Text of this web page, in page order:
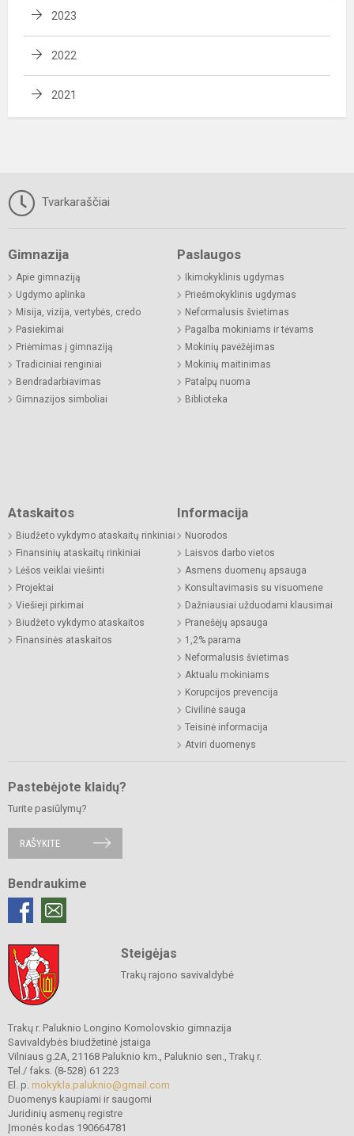
2023
2022
2021
Tvarkaraščiai
Gimnazija
Apie gimnaziją
Ugdymo aplinka
Misija, vizija, vertybės, credo
Pasiekimai
Priėmimas į gimnaziją
Tradiciniai renginiai
Bendradarbiavimas
Gimnazijos simboliai
Paslaugos
Ikimokyklinis ugdymas
Priešmokyklinis ugdymas
Neformalusis švietimas
Pagalba mokiniams ir tėvams
Mokinių pavėžėjimas
Mokinių maitinimas
Patalpų nuoma
Biblioteka
Ataskaitos
Biudžeto vykdymo ataskaitų rinkiniai
Finansinių ataskaitų rinkiniai
Lėšos veiklai viešinti
Projektai
Viešieji pirkimai
Biudžeto vykdymo ataskaitos
Finansinės ataskaitos
Informacija
Nuorodos
Laisvos darbo vietos
Asmens duomenų apsauga
Konsultavimasis su visuomene
Dažniausiai užduodami klausimai
Pranešėjų apsauga
1,2% parama
Neformalusis švietimas
Aktualu mokiniams
Korupcijos prevencija
Civilinė sauga
Teisinė informacija
Atviri duomenys
Pastebėjote klaidų?
Turite pasiūlymų?
RAŠYKITE
Bendraukime
Steigėjas
Trakų rajono savivaldybė
Trakų r. Paluknio Longino Komolovskio gimnazija
Savivaldybės biudžetinė įstaiga
Vilniaus g.2A, 21168 Paluknio km., Paluknio sen., Trakų r.
Tel./ faks. (8-528) 61 223
El. p. mokykla.paluknio@gmail.com
Duomenys kaupiami ir saugomi
Juridinių asmenų registre
Įmonės kodas 190664781